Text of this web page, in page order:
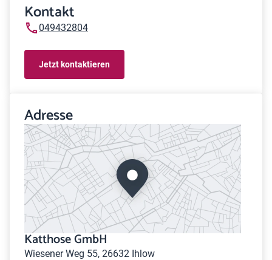
Kontakt
049432804
Jetzt kontaktieren
Adresse
Katthose GmbH
Wiesener Weg 55, 26632 Ihlow